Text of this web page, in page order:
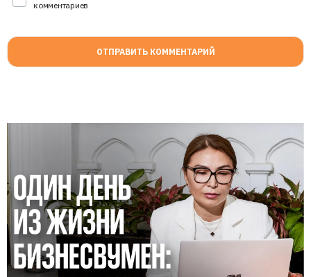
комментариев